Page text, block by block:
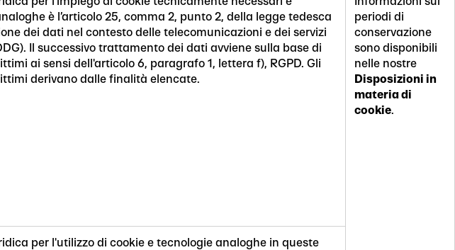
è l’articolo 25, comma 2, punto 2, della legge tedesca
dei dati nel contesto delle telecomunicazioni e dei servizi
Il successivo trattamento dei dati avviene sulla base di
ai sensi dell'articolo 6, paragrafo 1, lettera f), RGPD. Gli
derivano dalle finalità elencate.
periodi di
conservazione
sono disponibili
nelle nostre
Disposizioni in
materia di
cookie.
per l'utilizzo di cookie e tecnologie analoghe in queste